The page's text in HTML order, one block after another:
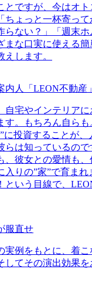
とですが、今はオト
ちょっと一杯寄っ
らない？」「週末
まな口実に使える
します。
内人「LEON不動産」
自宅やインテリア
す。もちろん自ら
に投資することが
らは知っているの
、彼女との愛情も、
入りの”家”で育ま
という目線で、
服直せ
実例をもとに、着
してその演出効果を